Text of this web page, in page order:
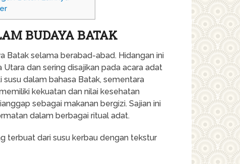
BUDAYA BATAK
Batak selama berabad-abad. Hidangan ini
dan sering disajikan pada acara adat
susu dalam bahasa Batak, sementara
kekuatan dan nilai kesehatan
sebagai makanan bergizi. Sajian ini
dalam berbagai ritual adat.